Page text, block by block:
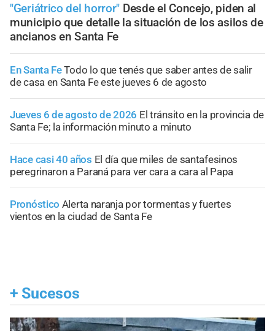
"Geriátrico del horror" Desde el Concejo, piden al
municipio que detalle la situación de los asilos de
ancianos en Santa Fe
En Santa FeTodo lo que tenés que saber antes de salir
de casa en Santa Fe este jueves 6 de agosto
Jueves 6 de agosto de 2026 El tránsito en la provincia de
Santa Fe; la información minuto a minuto
Hace casi 40 años El día que miles de santafesinos
peregrinaron a Paraná para ver cara a cara al Papa
Pronóstico Alerta naranja por tormentas y fuertes
vientos en la ciudad de Santa Fe
+ Sucesos